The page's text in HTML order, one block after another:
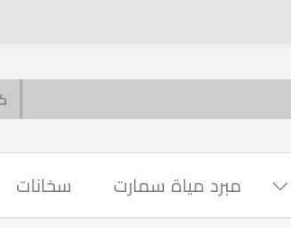
مبرد مياة سمارت سخانات